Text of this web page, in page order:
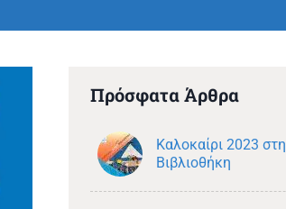
Πρόσφατα Άρθρα
Καλοκαίρι 2023 στη
Βιβλιοθήκη